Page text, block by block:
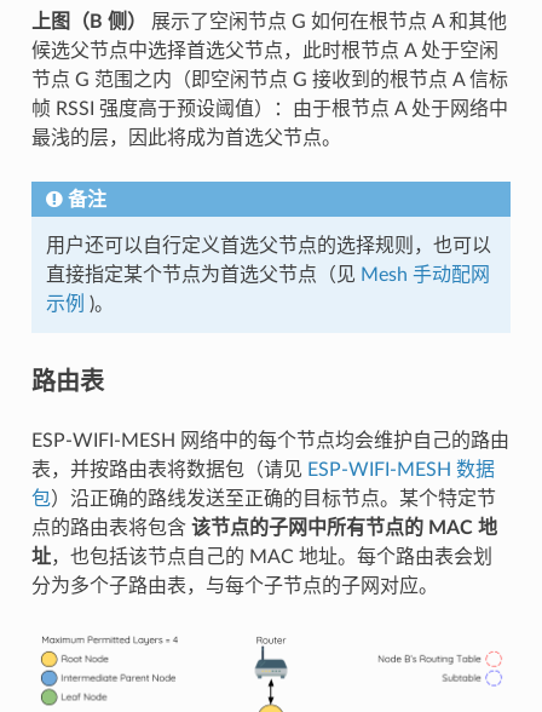
上图（B 侧）
展示了空闲节点 G 如何在根节点 A 和其他
候选父节点中选择首选父节点，此时根节点 A 处于空闲
节点 G 范围之内（即空闲节点 G 接收到的根节点 A 信标
帧 RSSI 强度高于预设阈值）：由于根节点 A 处于网络中
最浅的层，因此将成为首选父节点。
备注
用户还可以自行定义首选父节点的选择规则，也可以
直接指定某个节点为首选父节点（见 Mesh 手动配网
示例 )。
路由表
ESP-WIFI-MESH 网络中的每个节点均会维护自己的路由
表，并按路由表将数据包（请见 ESP-WIFI-MESH 数据
包）沿正确的路线发送至正确的目标节点。某个特定节
点的路由表将包含 该节点的子网中所有节点的 MAC 地
址，也包括该节点自己的 MAC 地址。每个路由表会划
分为多个子路由表，与每个子节点的子网对应。